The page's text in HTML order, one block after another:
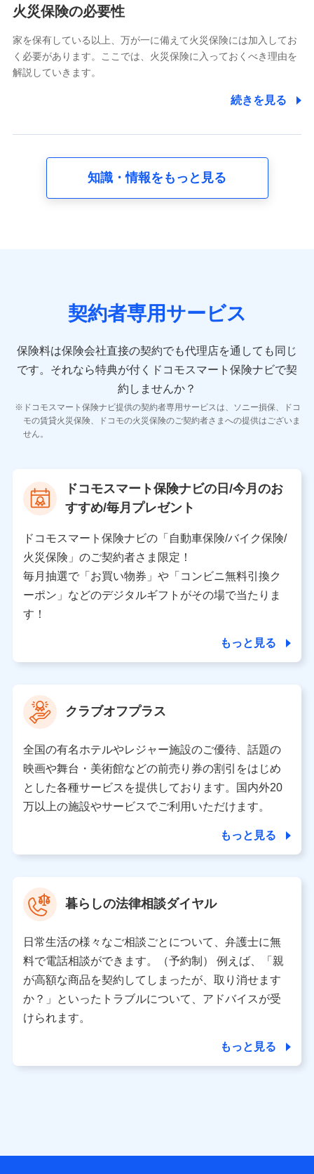
電話対応の品質向上およびお問合せ内容の正確な把握のため
6.採用応募者の個人情報
採用選考および入社手続を実施するため
8.取引先個人情報
取引先としての選定業務、営業情報の提供業務、契約締結手
10.受託業務の 個人情報
11.マイカー通勤管理クラウド並びに法人向けASPサー
ビスに関してのお問い合わせ情報
各種お問い合わせに対応するため
当社のサービスに関する情報提供や、皆様に有用なお知らせ
をお送りするため
当社の対応品質向上やお問い合わせ内容の正確な把握のため
個人情報保護管理者の職名、連絡先
〒103-0013 東京都中央区日本橋人形町2-14-10 アー
バンネット日本橋ビル 3F
株式会社ドコモ・インシュアランス
個人情報の第三者提供について
当社は利用目的の達成に必要な範囲内において個人情報
の取り扱いの全部または一部を委託する場合がありま
す。
個人データの共同利用
当社は株式会社NTTドコモとの間で、以下のとおり個
人データを共同利用します。
氏名、電話番号、メールアドレス、お客さまの識別子、属
性、連絡先、dポイントサービスのご利用に関する情報。例
として、dポイントカード番号、性別、年齢、家族構成、住
所、dポイント残高、dポイント利用履歴などが含まれます。
利用情報
当社又は株式会社NTTドコモが提供する各種サービスなどの
ご契約・ご利用などに関する情報。例として、当社又は株式
会社NTTドコモが提供する各種サービスのご契約状態・ご利
用履歴インターネット利用時の行動に関する情報、アプリケ
ーション利用時の行動に関する情報、購入されたサービスや
当社又は株式会社NTTドコモが提供する保険関連サービスに
火災保険の必要性
家を保有している以上、万が一に備えて火災保険には加入してお
く必要があります。ここでは、火災保険に入っておくべき理由を
解説していきます。
続きを見る
知識・情報をもっと見る
契約者専用サービス
保険料は保険会社直接の契約でも代理店を通しても同じ
です。 それなら特典が付くドコモスマート保険ナビで契
約しませんか？
ドコモスマート保険ナビ提供の契約者専用サービスは、ソニー損保、ドコ
モの賃貸火災保険、ドコモの火災保険のご契約者さまへの提供はございま
せん。
ドコモスマート保険ナビの日/今月のお
すすめ/毎月プレゼント
ドコモスマート保険ナビの「自動車保険/バイク保険/
火災保険」のご契約者さま限定！
毎月抽選で「お買い物券」や「コンビニ無料引換ク
ーポン」などのデジタルギフトがその場で当たりま
す！
もっと見る
クラブオフプラス
全国の有名ホテルやレジャー施設のご優待、話題の
映画や舞台・美術館などの前売り券の割引をはじめ
とした各種サービスを提供しております。国内外20
万以上の施設やサービスでご利用いただけます。
もっと見る
暮らしの法律相談ダイヤル
日常生活の様々なご相談ごとについて、弁護士に無
料で電話相談ができます。（予約制） 例えば、「親
が高額な商品を契約してしまったが、取り消せます
か？」といったトラブルについて、アドバイスが受
けられます。
もっと見る